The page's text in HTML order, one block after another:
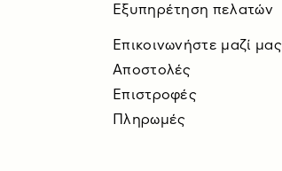
Εξυπηρέτηση πελατών
Επικοινωνήστε μαζί μας
Αποστολές
Επιστροφές
Πληρωμές